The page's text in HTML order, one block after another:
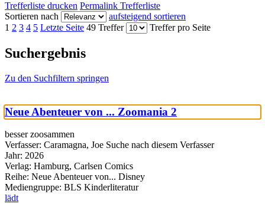
Trefferliste drucken Permalink Trefferliste
Sortieren nach
aufsteigend sortieren
1 2 3 4 5 Letzte Seite 49 Treffer Treffer pro Seite
Suchergebnis
Zu den Suchfiltern springen
Neue Abenteuer von ... Zoomania 2
besser zoosammen
Verfasser: Caramagna, Joe Suche nach diesem Verfasser
Jahr: 2026
Verlag: Hamburg, Carlsen Comics
Reihe: Neue Abenteuer von... Disney
Mediengruppe: BLS Kinderliteratur
lädt